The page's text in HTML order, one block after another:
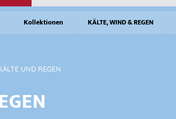
Kollektionen KÄLTE, WIND & REGEN
UND REGEN